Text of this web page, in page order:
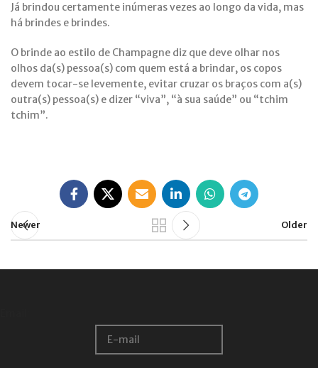
Já brindou certamente inúmeras vezes ao longo da vida, mas
há brindes e brindes.
O brinde ao estilo de Champagne diz que deve olhar nos
olhos da(s) pessoa(s) com quem está a brindar, os copos
devem tocar-se levemente, evitar cruzar os braços com a(s)
outra(s) pessoa(s) e dizer “viva”, “à sua saúde” ou “tchim
tchim”.
Newer Older